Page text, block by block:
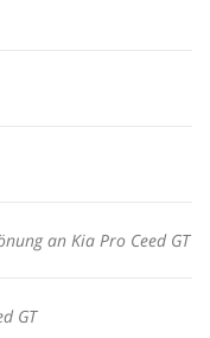
an Kia Pro Ceed GT
GT